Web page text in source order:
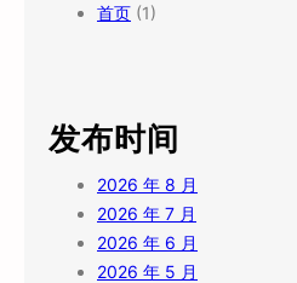
首页 (1)
发布时间
2026 年 8 月
2026 年 7 月
2026 年 6 月
2026 年 5 月